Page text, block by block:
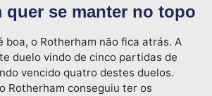
quer se manter no topo
boa, o Rotherham não fica atrás. A
duelo vindo de cinco partidas de
vencido quatro destes duelos.
Rotherham conseguiu ter os